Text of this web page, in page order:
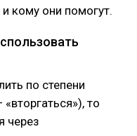
кому они помогут.
по степени
то
через